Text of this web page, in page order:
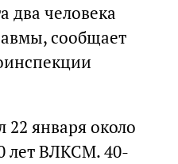
два человека
сообщает
января около
лет ВЛКСМ. 40-